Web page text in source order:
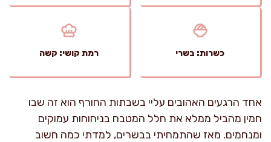
כשרות: בשרי רמת קושי: קשה
אחד הרגעים האהובים עליי בשבתות החורף הוא זה שבו
חמין מהביל ממלא את חלל המטבח בניחוחות עמוקים
ומנחמים. מאז שהתמחיתי בבשרים, למדתי כמה חשוב